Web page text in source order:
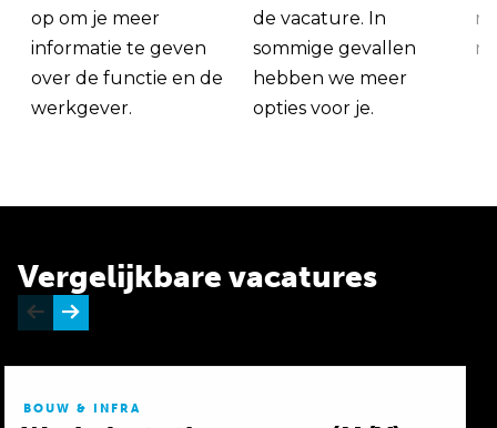
op om je meer
informatie te geven
over de functie en de
werkgever.
de vacature. In
sommige gevallen
hebben we meer
opties voor je.
Vergelijkbare vacatures
BOUW & INFRA